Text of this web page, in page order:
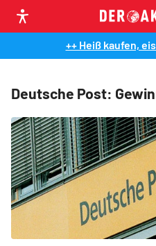
++ Heiß kaufen,
Deutsche Post: